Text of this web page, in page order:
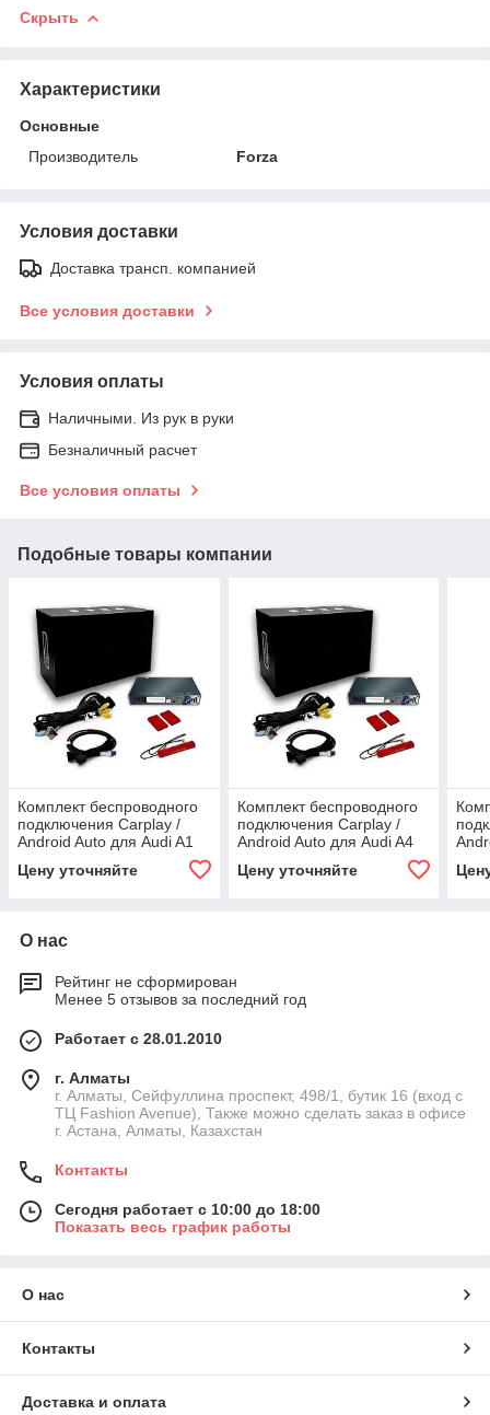
Скрыть
Характеристики
Основные
Производитель
Forza
Условия доставки
Доставка трансп. компанией
Все условия доставки
Условия оплаты
Наличными. Из рук в руки
Безналичный расчет
Все условия оплаты
Подобные товары компании
Комплект беспроводного
подключения Carplay /
Android Auto для Audi A1
Цену уточняйте
Комплект беспроводного
подключения Carplay /
Android Auto для Audi A4
Цену уточняйте
О нас
Рейтинг не сформирован
Менее 5 отзывов за последний год
Работает с 28.01.2010
г. Алматы
г. Алматы, Сейфуллина проспект, 498/1, бутик 16 (вход с
ТЦ Fashion Avenue), Также можно сделать заказ в офисе
г. Астана, Алматы, Казахстан
Контакты
Сегодня работает с 10:00 до 18:00
Показать весь график работы
О нас
Контакты
Доставка и оплата